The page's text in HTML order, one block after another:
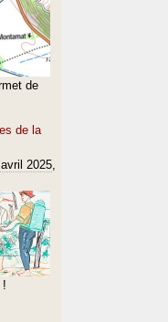
de
de la
2025,
!